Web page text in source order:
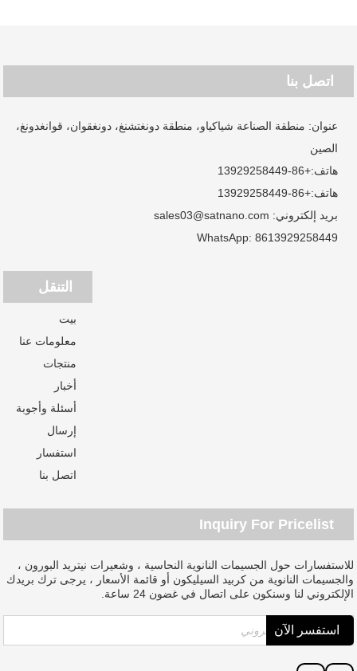
اتصل بنا
عنوان: منطقة الصناعة شياكياو، منطقة دونغتشنغ، دونغقوان، قوانغدونغ،
الصين
هاتف:+86-13929258449
هاتف:+86-13929258449
بريد إلكتروني: sales03@satnano.com
WhatsApp: 8613929258449
التنقل
بيت
معلومات عنا
منتجات
أخبار
أسئلة وأجوبة
إرسال
استفسار
اتصل بنا
Inquiry For Pricelist
للاستفسارات حول الجسيمات النانوية النحاسية ، وشعيرات نيتريد البورون ،
والجسيمات النانوية من كربيد السيليكون أو قائمة الأسعار ، يرجى ترك بريدك
الإلكتروني لنا وسنكون على اتصال في غضون 24 ساعة.